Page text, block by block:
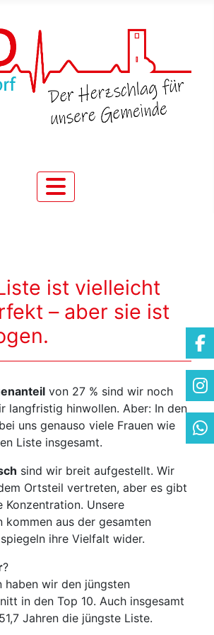
ist vielleicht
– aber sie ist
von 27 % sind wir noch
langfristig hinwollen. Aber: In den
uns genauso viele Frauen wie
Liste insgesamt.
sind wir breit aufgestellt. Wir
Ortsteil vertreten, aber es gibt
Konzentration. Unsere
kommen aus der gesamten
ihre Vielfalt wider.
?
haben wir den jüngsten
in den Top 10. Auch insgesamt
Jahren die jüngste Liste.